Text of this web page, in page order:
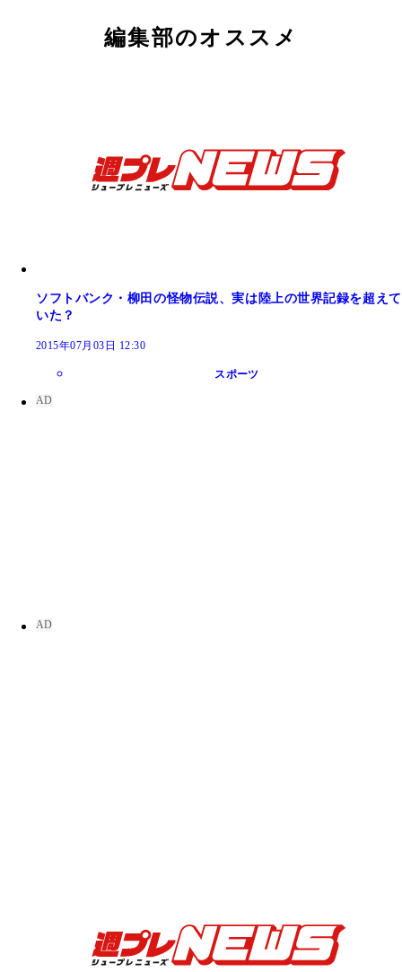
編集部のオススメ
ソフトバンク・柳田の怪物伝説、実は陸上の世界記録を超えて
いた？
2015年07月03日 12:30
スポーツ